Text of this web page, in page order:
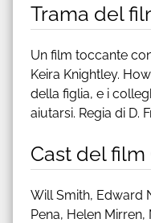
Trama del
Un film toccante
Keira Knightley.
della figlia, e i
aiutarsi. Regia di D.
Cast del
Will Smith, Edward
Pena, Helen